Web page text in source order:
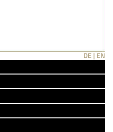
DE | EN